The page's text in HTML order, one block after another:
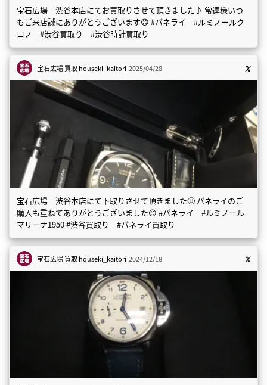
宝石広場 渋谷本店にてお買取りさせて頂きました♪ 常連様いつ
もご来店誠にありがとうございます😊 #パネライ #ルミノールク
ロノ #渋谷買取り #渋谷時計買取り
宝石広場 買取houseki_kaitori 2025/04/28
宝石広場 渋谷本店にて下取りさせて頂きました🙂 パネライのご
購入も重ねてありがとうございました😊 #パネライ #ルミノール
マリーナ1950 #渋谷買取り #パネライ買取り
宝石広場 買取houseki_kaitori 2024/12/18